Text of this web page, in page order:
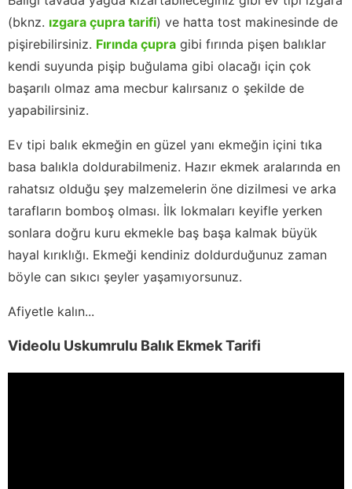
(bknz. ızgara çupra tarifi) ve hatta tost makinesinde de
pişirebilirsiniz. Fırında çupra gibi fırında pişen balıklar
kendi suyunda pişip buğulama gibi olacağı için çok
başarılı olmaz ama mecbur kalırsanız o şekilde de
yapabilirsiniz.
Ev tipi balık ekmeğin en güzel yanı ekmeğin içini tıka
basa balıkla doldurabilmeniz. Hazır ekmek aralarında en
rahatsız olduğu şey malzemelerin öne dizilmesi ve arka
tarafların bomboş olması. İlk lokmaları keyifle yerken
sonlara doğru kuru ekmekle baş başa kalmak büyük
hayal kırıklığı. Ekmeği kendiniz doldurduğunuz zaman
böyle can sıkıcı şeyler yaşamıyorsunuz.
Afiyetle kalın...
Videolu Uskumrulu Balık Ekmek Tarifi